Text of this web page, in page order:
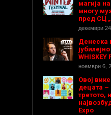
магија
многу
пред СЦ
декември
Денеска
WHISKEY
ноември 6,
Овој
децата –
третото,
Expo